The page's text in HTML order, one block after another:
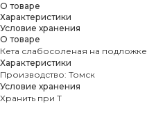
О товаре
Характеристики
Условие хранения
О товаре
Кета слабосоленая на подложке
Характеристики
Производство: Томск
Условие хранения
Хранить при Т